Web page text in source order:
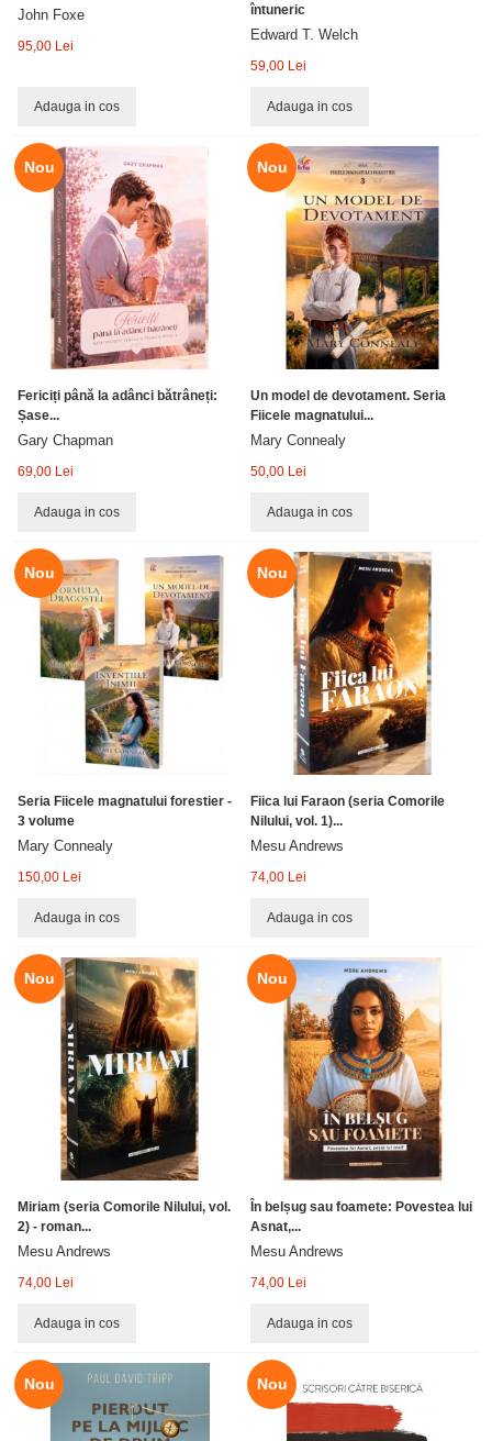
John Foxe
95,00 Lei
Adauga in cos
întuneric
Edward T. Welch
59,00 Lei
Adauga in cos
Nou
Fericiți până la adânci bătrâneți:
Șase...
Gary Chapman
69,00 Lei
Adauga in cos
Nou
Un model de devotament. Seria
Fiicele magnatului...
Mary Connealy
50,00 Lei
Adauga in cos
Nou
Seria Fiicele magnatului forestier -
3 volume
Mary Connealy
150,00 Lei
Adauga in cos
Nou
Fiica lui Faraon (seria Comorile
Nilului, vol. 1)...
Mesu Andrews
74,00 Lei
Adauga in cos
Nou
Miriam (seria Comorile Nilului, vol.
2) - roman...
Mesu Andrews
74,00 Lei
Adauga in cos
Nou
În belșug sau foamete: Povestea lui
Asnat,...
Mesu Andrews
74,00 Lei
Adauga in cos
Nou Nou